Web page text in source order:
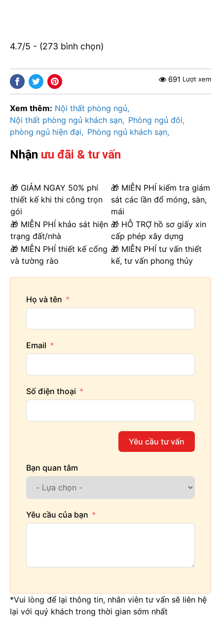
4.7/5 - (273 bình chọn)
691 Lượt xem
Xem thêm: Nội thất phòng ngủ
Nội thất phòng ngủ khách sạn
Phòng ngủ đôi
phòng ngủ hiện đại
Phòng ngủ khách sạn
Nhận ưu đãi & tư vấn
🎁 GIẢM NGAY 50% phí
thiết kế khi thi công trọn
gói
🎁 MIỄN PHÍ kiểm tra giám
sát các lần đổ móng, sàn,
mái
🎁 MIỄN PHÍ khảo sát hiện
trạng đất/nhà
🎁 HỖ TRỢ hồ sơ giấy xin
cấp phép xây dựng
🎁 MIỄN PHÍ thiết kế cổng
và tường rào
🎁 MIỄN PHÍ tư vấn thiết
kế, tư vấn phong thủy
Họ và tên
Email
Số điện thoại
Yêu cầu tư vấn
Bạn quan tâm
Yêu cầu của bạn
*Vui lòng để lại thông tin, nhân viên tư vấn sẽ liên hệ
lại với quý khách trong thời gian sớm nhất